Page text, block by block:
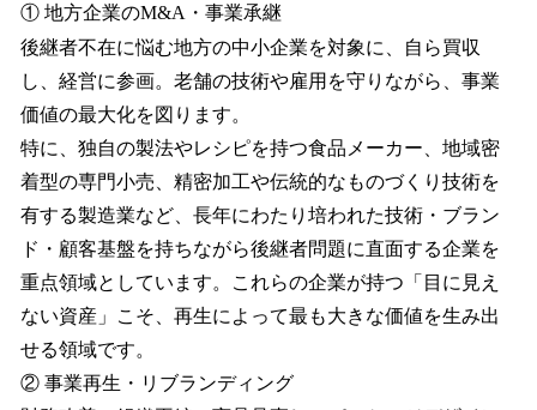
① 地方企業のM&A・事業承継
後継者不在に悩む地方の中小企業を対象に、自ら買収
し、経営に参画。老舗の技術や雇用を守りながら、事業
価値の最大化を図ります。
特に、独自の製法やレシピを持つ食品メーカー、地域密
着型の専門小売、精密加工や伝統的なものづくり技術を
有する製造業など、長年にわたり培われた技術・ブラン
ド・顧客基盤を持ちながら後継者問題に直面する企業を
重点領域としています。これらの企業が持つ「目に見え
ない資産」こそ、再生によって最も大きな価値を生み出
せる領域です。
② 事業再生・リブランディング